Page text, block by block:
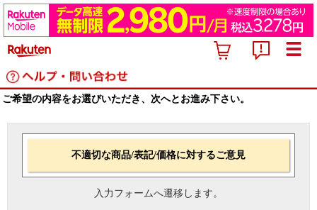
ご希望の内容をお選びいただき、次へとお進み下さい。
不適切な商品/表記/価格に対するご意見
入力フォームへ遷移します。